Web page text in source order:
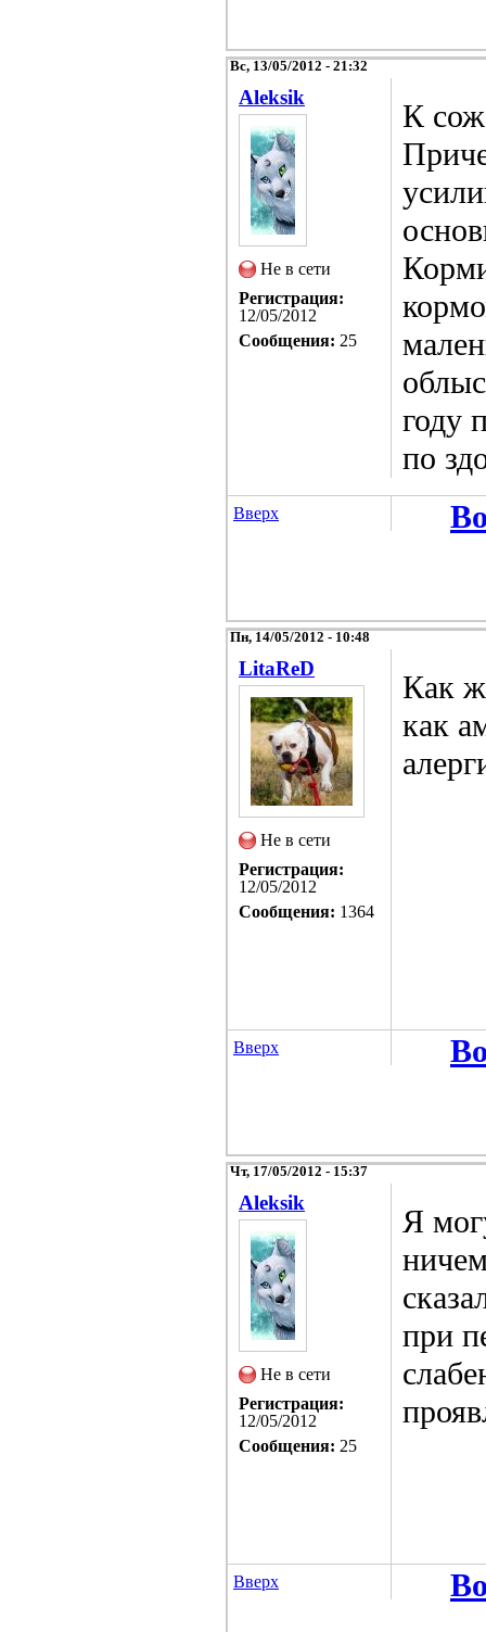
Вс, 13/05/2012 - 21:32
Aleksik
Не в сети
Регистрация:
12/05/2012
Сообщения: 25
К
году
по
Вверх
Пн, 14/05/2012 - 10:48
LitaReD
Не в сети
Регистрация:
12/05/2012
Сообщения: 1364
Как
как
Вверх
Чт, 17/05/2012 - 15:37
Aleksik
Не в сети
Регистрация:
12/05/2012
Сообщения: 25
Я
при
Вверх